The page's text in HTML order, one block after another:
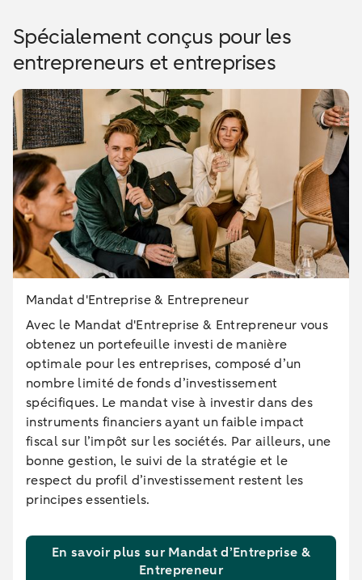
Spécialement conçus pour les
entrepreneurs et entreprises
Mandat d'Entreprise & Entrepreneur
Avec le Mandat d'Entreprise & Entrepreneur vous
obtenez un portefeuille investi de manière
optimale pour les entreprises, composé d’un
nombre limité de fonds d’investissement
spécifiques. Le mandat vise à investir dans des
instruments financiers ayant un faible impact
fiscal sur l’impôt sur les sociétés. Par ailleurs, une
bonne gestion, le suivi de la stratégie et le
respect du profil d’investissement restent les
principes essentiels.
En savoir plus sur Mandat d’Entreprise &
Entrepreneur